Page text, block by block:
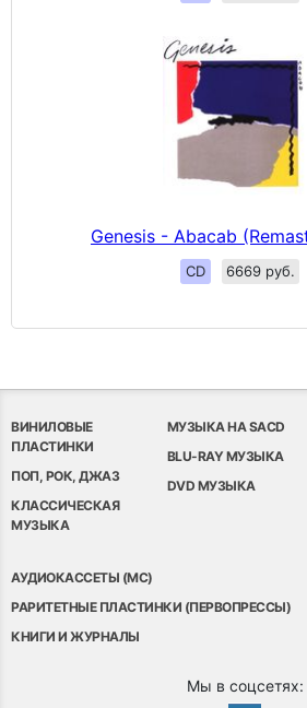
Genesis - Abacab
CD 6669 руб.
ВИНИЛОВЫЕ
ПЛАСТИНКИ
ПОП, РОК, ДЖАЗ
КЛАССИЧЕСКАЯ
МУЗЫКА
МУЗЫКА НА SACD
BLU-RAY МУЗЫКА
DVD МУЗЫКА
АУДИОКАССЕТЫ (MC)
РАРИТЕТНЫЕ ПЛАСТИНКИ (ПЕРВОПРЕССЫ)
КНИГИ И ЖУРНАЛЫ
Мы в соцсетях: